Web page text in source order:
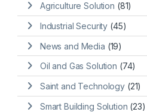
Agriculture Solution (81)
Industrial Security (45)
News and Media (19)
Oil and Gas Solution (74)
Saint and Technology (21)
Smart Building Solution (23)